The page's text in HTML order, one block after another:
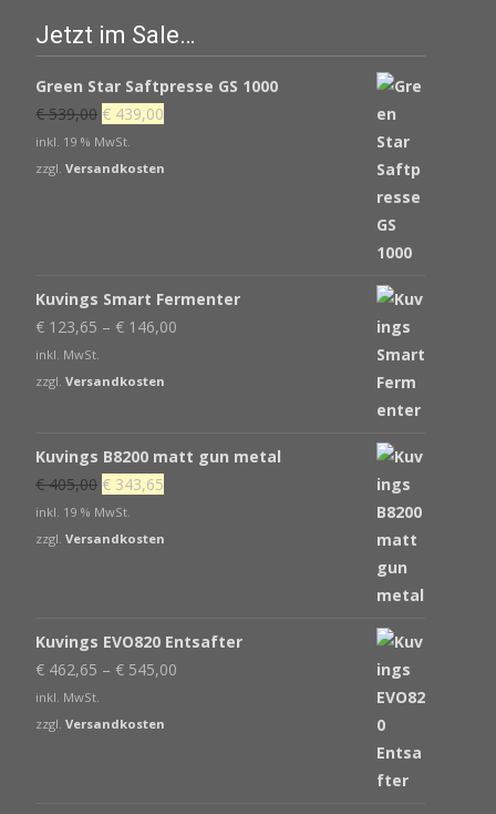
Jetzt im Sale…
Green Star Saftpresse GS 1000
€539,00 Ursprünglicher
Preis
war:
€ 439,00
ist:
inkl. 19 % MwSt.
zzgl. Versandkosten
Kuvings Smart Fermenter
€ 123,65 – € 146,00
inkl. MwSt.
zzgl. Versandkosten
Kuvings B8200 matt gun metal
€405,00 Ursprünglicher
Preis
war:
€ 343,65
ist:
inkl. 19 % MwSt.
zzgl. Versandkosten
Kuvings EVO820 Entsafter
€ 462,65 – € 545,00
inkl. MwSt.
zzgl. Versandkosten